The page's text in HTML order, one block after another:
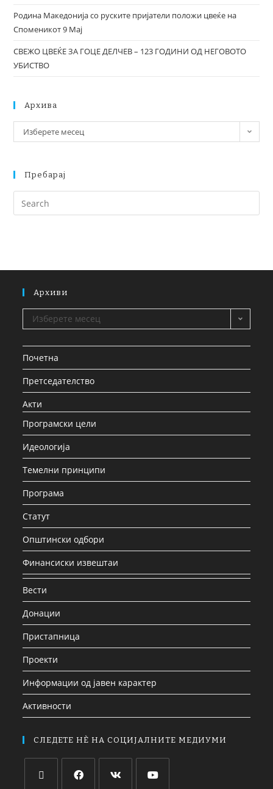
Родина Македонија со руските пријатели положи цвеќе на
Споменикот 9 Мај
СВЕЖО ЦВЕЌЕ ЗА ГОЦЕ ДЕЛЧЕВ – 123 ГОДИНИ ОД НЕГОВОТО
УБИСТВО
Архива
Изберете месец
Пребарај
Архиви
Изберете месец
Почетна
Претседателство
Акти
Програмски цели
Идеологија
Темелни принципи
Програма
Статут
Општински одбори
Финансиски извештаи
Вести
Донации
Пристапница
Проекти
Информации од јавен карактер
Активности
СЛЕДЕТЕ НЀ НА СОЦИЈАЛНИТЕ МЕДИУМИ